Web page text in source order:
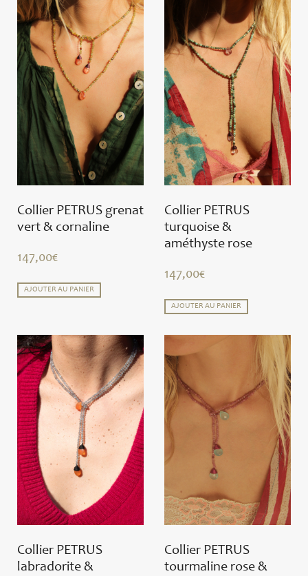
Collier PETRUS grenat
vert & cornaline
147,00€
AJOUTER AU PANIER
Collier PETRUS
turquoise &
améthyste rose
147,00€
AJOUTER AU PANIER
Collier PETRUS
labradorite &
Collier PETRUS
tourmaline rose &